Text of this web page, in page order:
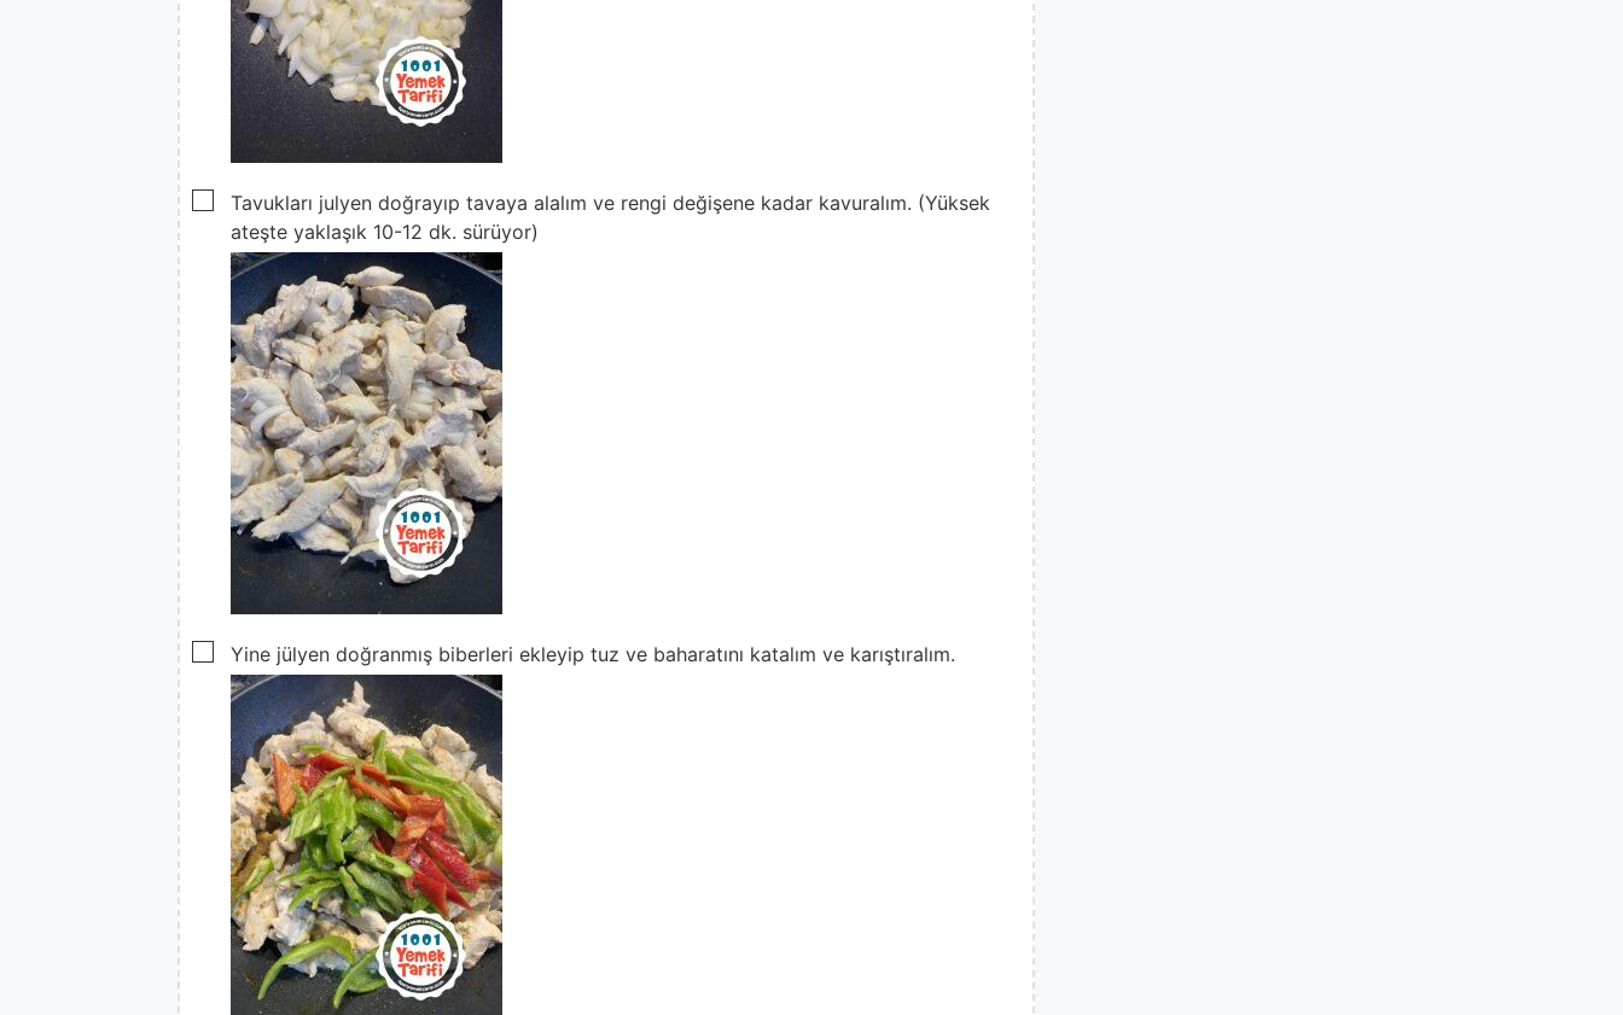
▢
Tavukları julyen doğrayıp tavaya alalım ve rengi değişene kadar kavuralım. (Yüksek
ateşte yaklaşık 10-12 dk. sürüyor)
▢
Yine jülyen doğranmış biberleri ekleyip tuz ve baharatını katalım ve karıştıralım.